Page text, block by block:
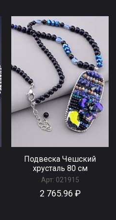
Подвеска Чешский
хрусталь 80 см
Арт: 021915
2 765.96 ₽